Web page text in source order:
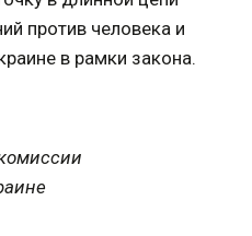
против человека и
в рамки закона.